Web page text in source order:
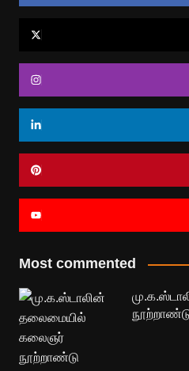
Most commented